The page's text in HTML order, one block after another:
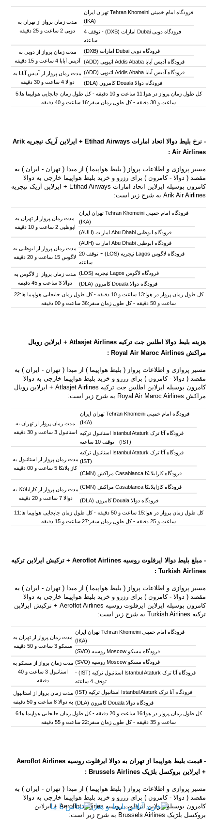
فرودگاه امام خمینی Tehran Khomeini تهران ایران
(IKA)
مدت زمان پرواز از تهران به
دوبی 2 ساعت و 25 دقیقه
فرودگاه دوبی Dubai امارات (DXB) -
توقف 4
ساعته
فرودگاه دوبی Dubai امارات (DXB)
مدت زمان پرواز از دوبی به
آدیس آبابا 4 ساعت و 15 دقیقه
فرودگاه آدیس آبابا Addis Ababa اتیوپی (ADD)
فرودگاه آدیس آبابا Addis Ababa اتیوپی (ADD)
مدت زمان پرواز از آدیس آبابا به
دوالا 4 ساعت و 30 دقیقه
فرودگاه دوالا Douala کامرون (DLA)
کل طول زمان پرواز در هوا:11 ساعت و 10 دقیقه - کل طول زمان جابجایی هواپیما ها:5
ساعت و 30 دقیقه - کل طول زمان سفر:16 ساعت و 40 دقیقه
- نرخ بلیط دوالا اتحاد امارات Etihad Airways
+ ایرلاین آریک نیجریه Arik
Air Airlines :
مسیر پروازی و اطلاعات پرواز ( بلیط هواپیما ) از مبدا ( تهران - ایران ) به
مقصد ( دوالا - کامرون ) برای رزرو و خرید بلیط هواپیما خارجی به دوالا
کامرون بوسیله ایرلاین اتحاد امارات Etihad Airways + ایرلاین آریک نیجریه
Arik Air Airlines به شرح زیر است:
فرودگاه امام خمینی Tehran Khomeini تهران ایران
(IKA)
مدت زمان پرواز از تهران به
ابوظبی 2 ساعت و 10 دقیقه
فرودگاه ابوظبی Abu Dhabi امارات (AUH)
فرودگاه ابوظبی Abu Dhabi امارات (AUH)
مدت زمان پرواز از ابوظبی به
لاگوس 15 ساعت و 20 دقیقه
فرودگاه لاگوس Lagos نیجریه ( LOS)
-
توقف 20
ساعته
فرودگاه لاگوس Lagos نیجریه (LOS)
مدت زمان پرواز از لاگوس به
دوالا 3 ساعت و 45 دقیقه
فرودگاه دوالا Douala کامرون (DLA)
کل طول زمان پرواز در هوا:13 ساعت و 10 دقیقه - کل طول زمان جابجایی هواپیما ها:22
ساعت و 50 دقیقه - کل طول زمان سفر:36 ساعت و 00 دقیقه
هزینه بلیط دوالا اطلس جت ترکیه Atlasjet Airlines +
ایرلاین رویال
مراکش
Royal Air Maroc Airlines
:
مسیر پروازی و اطلاعات پرواز ( بلیط هواپیما ) از مبدا ( تهران - ایران ) به
مقصد ( دوالا - کامرون ) برای رزرو و خرید بلیط هواپیما خارجی به دوالا
کامرون بوسیله
ایرلاین اطلس جت ترکیه Atlasjet Airlines + ایرلاین رویال
مراکش Royal Air Maroc Airlines به شرح زیر است:
فرودگاه امام خمینی Tehran Khomeini تهران ایران
(IKA)
مدت زمان پرواز از تهران به
استانبول 3 ساعت و 30 دقیقه
فرودگاه آتا ترک Istanbul Ataturk استانبول ترکیه
(IST) -
توقف 10 ساعته
فرودگاه آتا ترک Istanbul Ataturk استانبول ترکیه
(IST)
مدت زمان پرواز از استانبول به
کازابلانکا 5 ساعت و 00 دقیقه
فرودگاه کازابلانکا Casablanca مراکش (CMN)
فرودگاه کازابلانکا Casablanca مراکش (CMN)
مدت زمان پرواز از کازابلانکا به
دوالا 7 ساعت و 20 دقیقه
فرودگاه دوالا Douala کامرون (DLA)
کل طول زمان پرواز در هوا:15 ساعت و 50 دقیقه - کل طول زمان جابجایی هواپیما ها:11
ساعت و 25 دقیقه - کل طول زمان سفر:27 ساعت و 15 دقیقه
- مبلغ بلیط دوالا ایرفلوت روسیه Aeroflot Airlines +
ترکیش ایرلاین ترکیه
Turkish Airlines :
مسیر پروازی و اطلاعات پرواز ( بلیط هواپیما ) از مبدا ( تهران - ایران ) به
مقصد ( دوالا - کامرون ) برای رزرو و خرید بلیط هواپیما خارجی به دوالا
کامرون بوسیله ایرلاین ایرفلوت روسیه Aeroflot Airlines +
ترکیش ایرلاین
ترکیه Turkish Airlines
به شرح زیر است:
فرودگاه امام خمینی Tehran Khomeini تهران ایران
(IKA)
مدت زمان پرواز از تهران به
مسکو 3 ساعت و 50 دقیقه
فرودگاه مسکو Moscow روسیه (SVO)
فرودگاه مسکو Moscow روسیه (SVO)
مدت زمان پرواز از مسکو به
استانبول 3 ساعت و 40
دقیقه
فرودگاه آتا ترک Istanbul Ataturk استانبول ترکیه (IST) -
توقف 4 ساعته
فرودگاه آتا ترک Istanbul Ataturk استانبول ترکیه (IST)
مدت زمان پرواز از
استانبول
بهدوالا 8 ساعت و 50 دقیقه
فرودگاه دوالا Douala کامرون (DLA)
کل طول زمان پرواز در هوا:16 ساعت و 20 دقیقه - کل طول زمان جابجایی هواپیما ها:6
ساعت و 35 دقیقه - کل طول زمان سفر:22 ساعت و 55 دقیقه
- قیمت بلیط هواپیما از تهران به دوالا ایرفلوت روسیه Aeroflot Airlines
+ ایرلاین بروکسل بلژیک Brussels Airlines :
مسیر پروازی و اطلاعات پرواز ( بلیط هواپیما ) از مبدا ( تهران - ایران ) به
مقصد ( دوالا - کامرون ) برای رزرو و خرید بلیط هواپیما خارجی به دوالا
کامرون بوسیلهایرلاین ایرفلوت روسیه Aeroflot Airlines +
ایرلاین
بروکسل بلژیک Brussels Airlines
به شرح زیر است: